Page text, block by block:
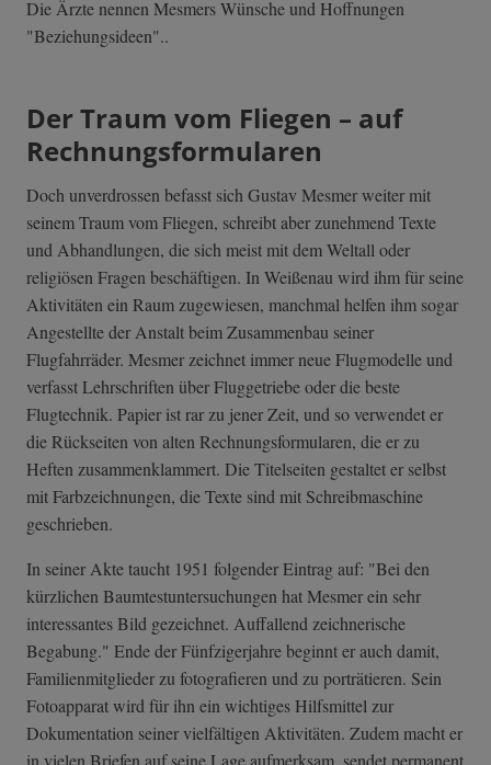
Die Ärzte nennen Mesmers Wünsche und Hoffnungen
"Beziehungsideen"..
Der Traum vom Fliegen – auf
Rechnungsformularen
Doch unverdrossen befasst sich Gustav Mesmer weiter mit
seinem Traum vom Fliegen, schreibt aber zunehmend Texte
und Abhandlungen, die sich meist mit dem Weltall oder
religiösen Fragen beschäftigen. In Weißenau wird ihm für seine
Aktivitäten ein Raum zugewiesen, manchmal helfen ihm sogar
Angestellte der Anstalt beim Zusammenbau seiner
Flugfahrräder. Mesmer zeichnet immer neue Flugmodelle und
verfasst Lehrschriften über Fluggetriebe oder die beste
Flugtechnik. Papier ist rar zu jener Zeit, und so verwendet er
die Rückseiten von alten Rechnungsformularen, die er zu
Heften zusammenklammert. Die Titelseiten gestaltet er selbst
mit Farbzeichnungen, die Texte sind mit Schreibmaschine
geschrieben.
In seiner Akte taucht 1951 folgender Eintrag auf: "Bei den
kürzlichen Baumtestuntersuchungen hat Mesmer ein sehr
interessantes Bild gezeichnet. Auffallend zeichnerische
Begabung." Ende der Fünfzigerjahre beginnt er auch damit,
Familienmitglieder zu fotografieren und zu porträtieren. Sein
Fotoapparat wird für ihn ein wichtiges Hilfsmittel zur
Dokumentation seiner vielfältigen Aktivitäten. Zudem macht er
in vielen Briefen auf seine Lage aufmerksam, sendet permanent